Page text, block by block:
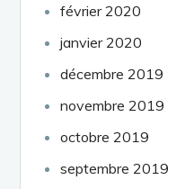
février 2020
janvier 2020
décembre 2019
novembre 2019
octobre 2019
septembre 2019